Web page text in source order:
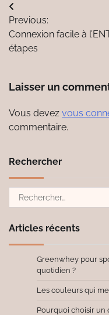
Navigation
de
l’article
Previous:
Connexion facile à
étapes
Laisser un
Vous devez vous
commentaire.
Rechercher
Rechercher :
Articles récents
Greenwhey pour
quotidien ?
Les couleurs qui
Pourquoi choisir